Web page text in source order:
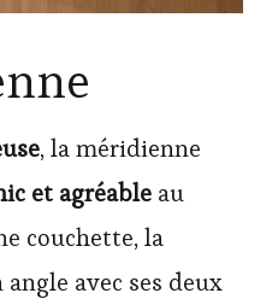
, la méridienne
et agréable au
couchette, la
avec ses deux